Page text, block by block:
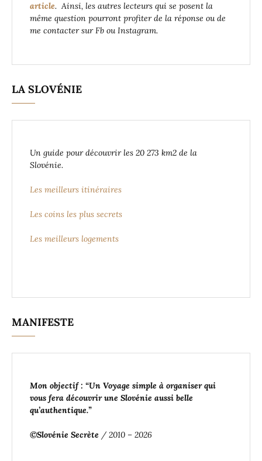
article. Ainsi, les autres lecteurs qui se posent la
même question pourront profiter de la réponse ou de
me contacter sur Fb ou Instagram.
LA SLOVÉNIE
Un guide pour découvrir les 20 273 km2 de la
Slovénie.
Les meilleurs itinéraires
Les coins les plus secrets
Les meilleurs logements
MANIFESTE
Mon objectif : “Un Voyage simple à organiserqui
vous fera découvrir une Slovénie aussi belle
qu’authentique.”
©Slovénie Secrète / 2010 – 2026